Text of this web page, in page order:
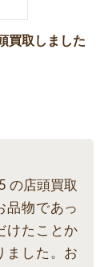
買取しました
の店頭買取
品物であっ
けたことか
ました。お